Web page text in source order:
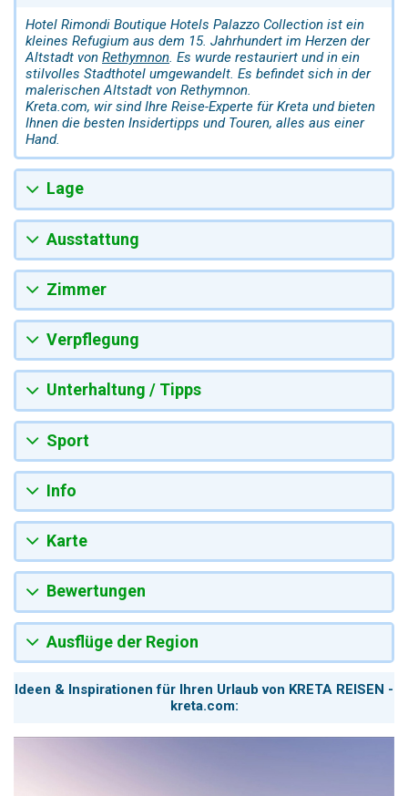
Hotel Rimondi Boutique Hotels Palazzo Collection ist ein
kleines Refugium aus dem 15. Jahrhundert im Herzen der
Altstadt von Rethymnon. Es wurde restauriert und in ein
stilvolles Stadthotel umgewandelt. Es befindet sich in der
malerischen Altstadt von Rethymnon.
Kreta.com, wir sind Ihre Reise-Experte für Kreta und bieten
Ihnen die besten Insidertipps und Touren, alles aus einer
Hand.
Lage
Ausstattung
Zimmer
Verpflegung
Unterhaltung / Tipps
Sport
Info
Karte
Bewertungen
Ausflüge der Region
Ideen & Inspirationen für Ihren Urlaub von KRETA REISEN -
kreta.com: